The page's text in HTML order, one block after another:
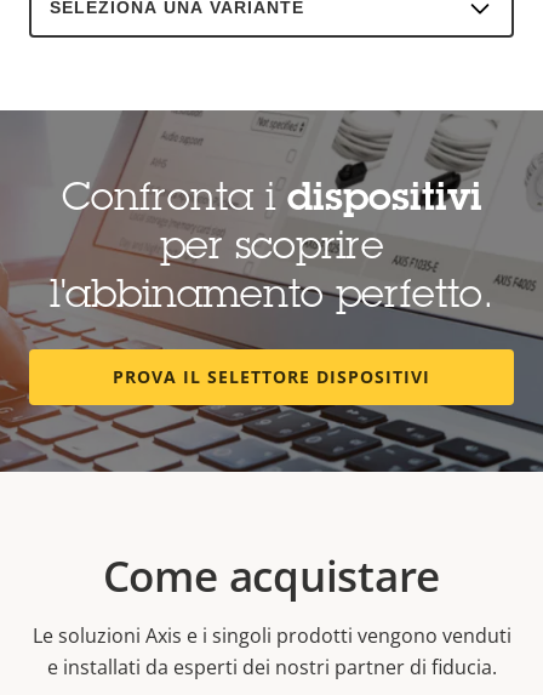
product
Confronta i dispositivi
per scoprire
l'abbinamento perfetto.
PROVA IL SELETTORE DISPOSITIVI
Come acquistare
Le soluzioni Axis e i singoli prodotti vengono venduti
e installati da esperti dei nostri partner di fiducia.